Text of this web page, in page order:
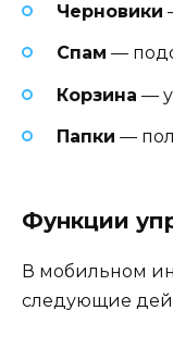
Черновики
Спам —
Корзина —
Папки —
Функции
В мобильном
следующие